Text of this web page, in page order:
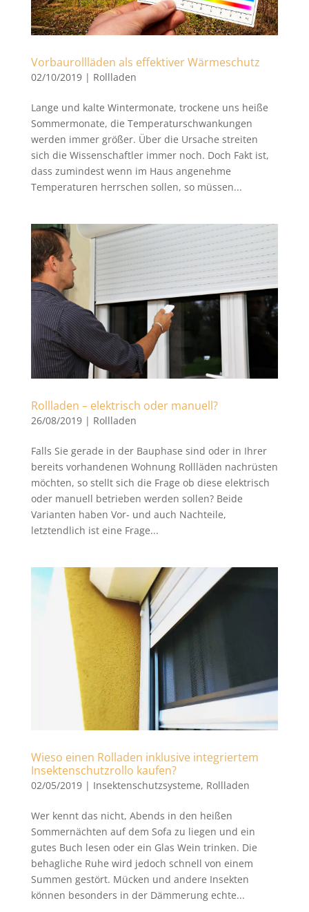
Vorbaurollläden als effektiver Wärmeschutz
02/10/2019| Rollladen
Lange und kalte Wintermonate, trockene uns heiße
Sommermonate, die Temperaturschwankungen
werden immer größer. Über die Ursache streiten
sich die Wissenschaftler immer noch. Doch Fakt ist,
dass zumindest wenn im Haus angenehme
Temperaturen herrschen sollen, so müssen...
Rollladen – elektrisch oder manuell?
26/08/2019| Rollladen
Falls Sie gerade in der Bauphase sind oder in Ihrer
bereits vorhandenen Wohnung Rollläden nachrüsten
möchten, so stellt sich die Frage ob diese elektrisch
oder manuell betrieben werden sollen? Beide
Varianten haben Vor- und auch Nachteile,
letztendlich ist eine Frage...
Wieso einen Rolladen inklusive integriertem
Insektenschutzrollo kaufen?
02/05/2019| Insektenschutzsysteme, Rollladen
Wer kennt das nicht, Abends in den heißen
Sommernächten auf dem Sofa zu liegen und ein
gutes Buch lesen oder ein Glas Wein trinken. Die
behagliche Ruhe wird jedoch schnell von einem
Summen gestört. Mücken und andere Insekten
können besonders in der Dämmerung echte...